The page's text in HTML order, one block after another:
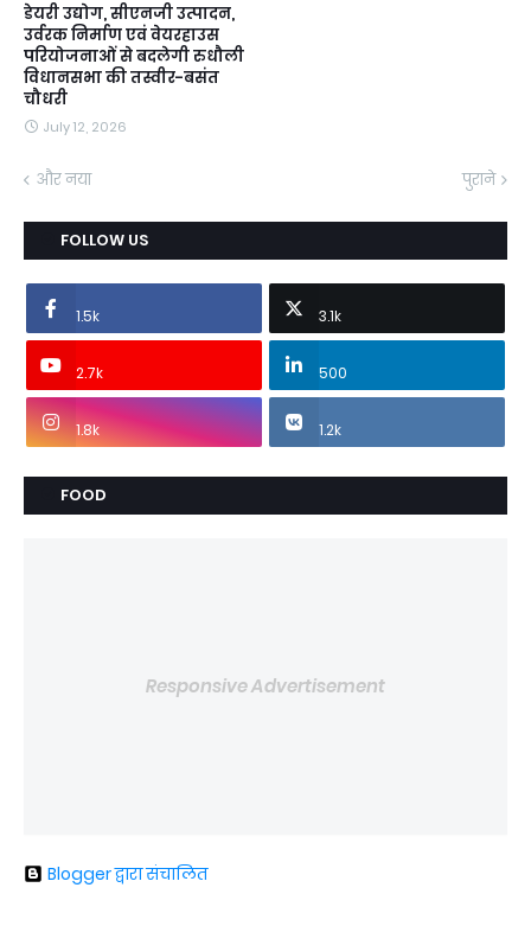
डेयरी उद्योग, सीएनजी उत्पादन,
उर्वरक निर्माण एवं वेयरहाउस
परियोजनाओं से बदलेगी रुधौली
विधानसभा की तस्वीर-बसंत
चौधरी
July 12, 2026
और नया पुराने
FOLLOW US
1.5k 3.1k
2.7k 500
1.8k 1.2k
FOOD
Responsive Advertisement
Blogger द्वारा संचालित